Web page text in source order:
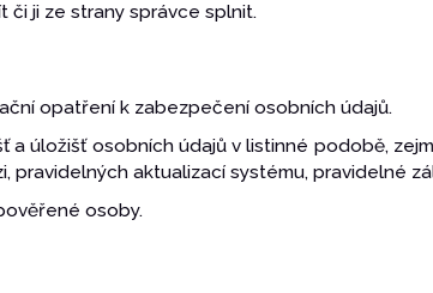
či ji ze strany správce splnit.
opatření k zabezpečení osobních údajů.
a úložišť osobních údajů v listinné podobě,
aktualizací systému, pravidelné
osoby.